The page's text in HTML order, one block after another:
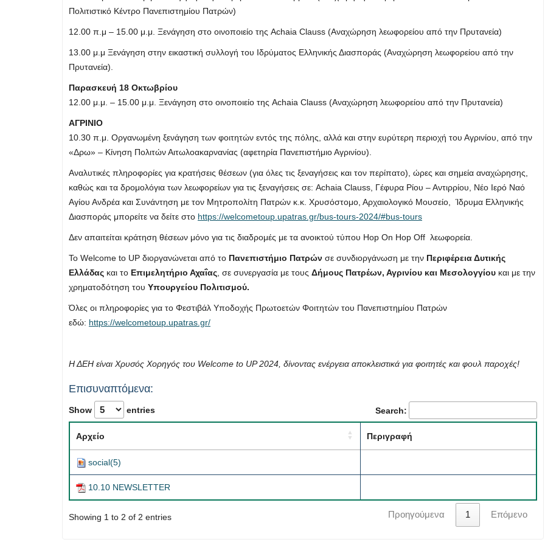
Πολιτιστικό Κέντρο Πανεπιστημίου Πατρών)
12.00 π.μ – 15.00 μ.μ. Ξενάγηση στο οινοποιείο της Achaia Clauss (Αναχώρηση λεωφορείου από την Πρυτανεία)
13.00 μ.μ Ξενάγηση στην εικαστική συλλογή του Ιδρύματος Ελληνικής Διασποράς (Αναχώρηση λεωφορείου από την
Πρυτανεία).
Παρασκευή 18 Οκτωβρίου
12.00 μ.μ. – 15.00 μ.μ. Ξενάγηση στο οινοποιείο της Achaia Clauss (Αναχώρηση λεωφορείου από την Πρυτανεία)
ΑΓΡΙΝΙΟ
10.30 π.μ. Οργανωμένη ξενάγηση των φοιτητών εντός της πόλης, αλλά και στην ευρύτερη περιοχή του Αγρινίου, από την
«Δρω» – Κίνηση Πολιτών Αιτωλοακαρνανίας (αφετηρία Πανεπιστήμιο Αγρινίου).
Αναλυτικές πληροφορίες για κρατήσεις θέσεων (για όλες τις ξεναγήσεις και τον περίπατο), ώρες και σημεία αναχώρησης,
καθώς και τα δρομολόγια των λεωφορείων για τις ξεναγήσεις σε: Achaia Clauss, Γέφυρα Ρίου – Αντιρρίου, Νέο Ιερό Ναό
Αγίου Ανδρέα και Συνάντηση με τον Μητροπολίτη Πατρών κ.κ. Χρυσόστομο, Αρχαιολογικό Μουσείο, Ίδρυμα Ελληνικής
Διασποράς μπορείτε να δείτε στο https://welcometoup.upatras.gr/bus-tours-2024/#bus-tours
Δεν απαιτείται κράτηση θέσεων μόνο για τις διαδρομές με τα ανοικτού τύπου Hop On Hop Off λεωφορεία.
To Welcome to UP διοργανώνεται από το Πανεπιστήμιο Πατρών σε συνδιοργάνωση με την Περιφέρεια Δυτικής
Ελλάδας και το Επιμελητήριο Αχαΐας , σε συνεργασία με τους Δήμους Πατρέων, Αγρινίου και Μεσολογγίου και με την
χρηματοδότηση του Υπουργείου Πολιτισμού.
Όλες οι πληροφορίες για το Φεστιβάλ Υποδοχής Πρωτοετών Φοιτητών του Πανεπιστημίου Πατρών
εδώ: https://welcometoup.upatras.gr/
Η ΔΕΗ είναι Χρυσός Χορηγός του Welcome to UP 2024, δίνοντας ενέργεια αποκλειστικά για φοιτητές και φουλ παροχές!
Επισυναπτόμενα:
Show entries Search:
Αρχείο Περιγραφή
social(5)
10.10 NEWSLETTER
Showing 1 to 2 of 2 entries Προηγούμενα 1 Επόμενο